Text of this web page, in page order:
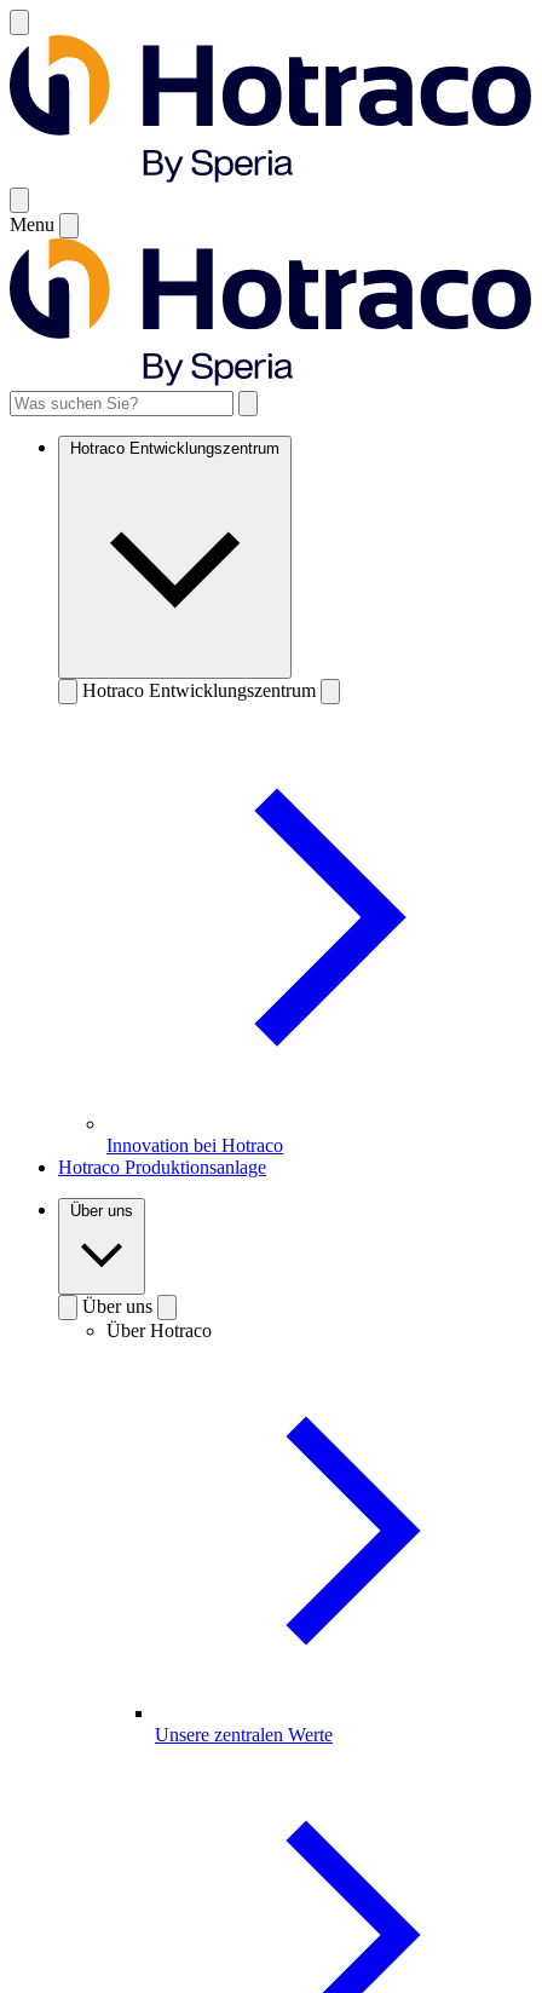
Menu
Hotraco Entwicklungszentrum
Hotraco Entwicklungszentrum
Innovation bei Hotraco
Hotraco Produktionsanlage
Über uns
Über uns
Über Hotraco
Unsere zentralen Werte